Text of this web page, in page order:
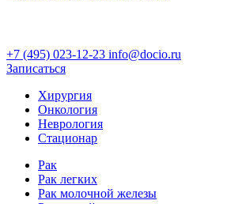
+7 (495) 023-12-23 info@docio.ru
Записаться
Хирургия
Онкология
Неврология
Стационар
Рак
Рак легких
Рак молочной железы